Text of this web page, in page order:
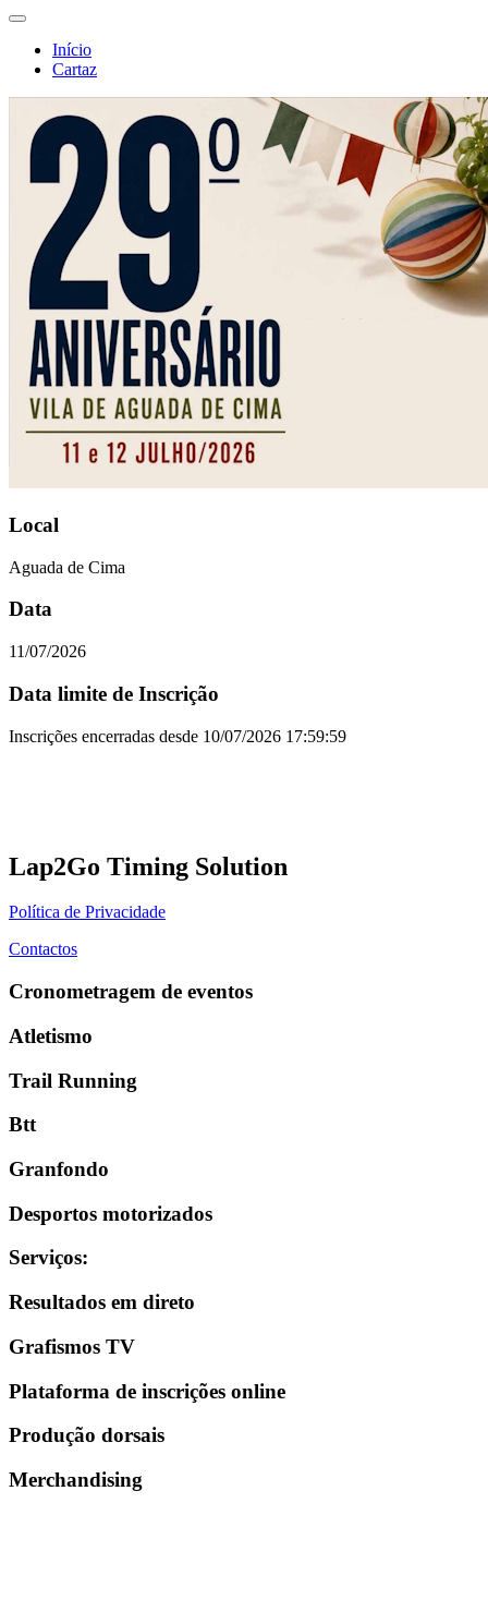
Início
Cartaz
Local
Aguada de Cima
Data
11/07/2026
Data limite de Inscrição
Inscrições encerradas desde 10/07/2026 17:59:59
Lap2Go Timing Solution
Política de Privacidade
Contactos
Cronometragem de eventos
Atletismo
Trail Running
Btt
Granfondo
Desportos motorizados
Serviços:
Resultados em direto
Grafismos TV
Plataforma de inscrições online
Produção dorsais
Merchandising